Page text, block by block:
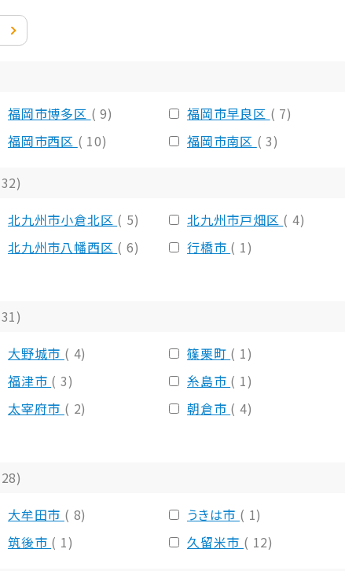
福岡市博多区 ( 9) 福岡市早良区 ( 7)
福岡市西区 ( 10) 福岡市南区 ( 3)
北九州市小倉北区 ( 5) 北九州市戸畑区 ( 4)
北九州市八幡西区 ( 6) 行橋市 ( 1)
大野城市 ( 4) 篠栗町 ( 1)
福津市 ( 3) 糸島市 ( 1)
太宰府市 ( 2) 朝倉市 ( 4)
大牟田市 ( 8) うきは市 ( 1)
筑後市 ( 1) 久留米市 ( 12)